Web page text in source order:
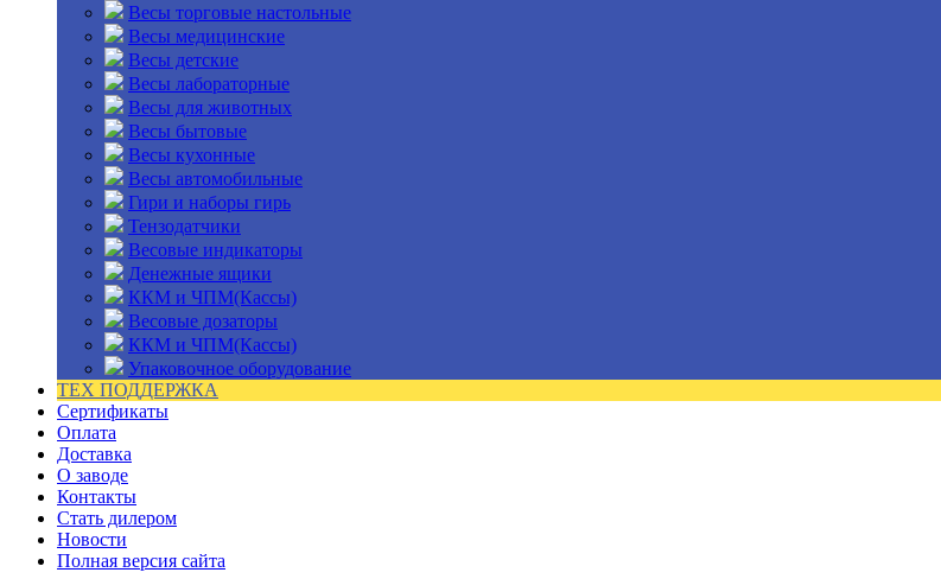
Весы торговые настольные
Весы медицинские
Весы детские
Весы лабораторные
Весы для животных
Весы бытовые
Весы кухонные
Весы автомобильные
Гири и наборы гирь
Тензодатчики
Весовые индикаторы
Денежные ящики
ККМ и ЧПМ(Кассы)
Весовые дозаторы
ККМ и ЧПМ(Кассы)
Упаковочное оборудование
ТЕХ ПОДДЕРЖКА
Сертификаты
Оплата
Доставка
О заводе
Контакты
Стать дилером
Новости
Полная версия сайта